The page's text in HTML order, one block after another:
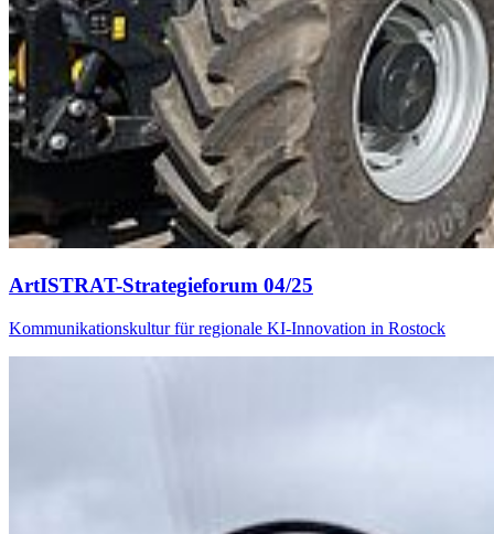
ArtISTRAT-Strategieforum 04/25
Kommunikationskultur für regionale KI-Innovation in Rostock